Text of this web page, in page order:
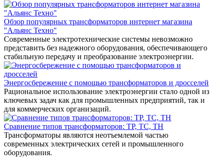
Обзор популярных трансформаторов интернет магазина
"Альянс Техно"
Современные электротехнические системы невозможно
представить без надежного оборудования, обеспечивающего
стабильную передачу и преобразование электроэнергии.
Энергосбережение с помощью трансформаторов и дросселей
Рациональное использование электроэнергии стало одной из
ключевых задач как для промышленных предприятий, так и
для коммерческих организаций.
Сравнение типов трансформаторов: ТР, ТС, ТН
Трансформаторы являются неотъемлемой частью
современных электрических сетей и промышленного
оборудования.